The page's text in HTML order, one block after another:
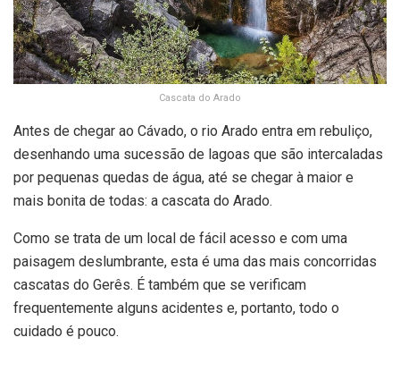
Cascata do Arado
Antes de chegar ao Cávado, o rio Arado entra em rebuliço,
desenhando uma sucessão de lagoas que são intercaladas
por pequenas quedas de água, até se chegar à maior e
mais bonita de todas: a cascata do Arado.
Como se trata de um local de fácil acesso e com uma
paisagem deslumbrante, esta é uma das mais concorridas
cascatas do Gerês. É também que se verificam
frequentemente alguns acidentes e, portanto, todo o
cuidado é pouco.